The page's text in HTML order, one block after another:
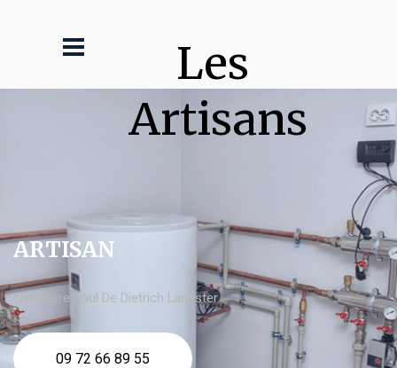
Les
Artisans
ARTISAN
chaudière fioul De Dietrich Lanester
09 72 66 89 55